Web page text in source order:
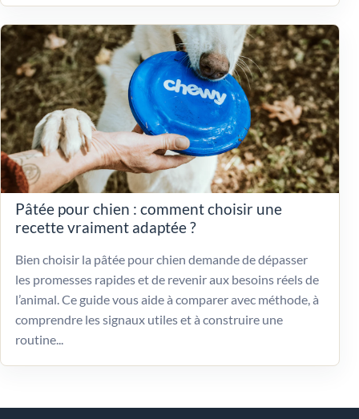
Pâtée pour chien : comment choisir une
recette vraiment adaptée ?
Bien choisir la pâtée pour chien demande de dépasser
les promesses rapides et de revenir aux besoins réels de
l’animal. Ce guide vous aide à comparer avec méthode, à
comprendre les signaux utiles et à construire une
routine...